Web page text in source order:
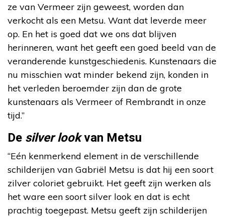
ze van Vermeer zijn geweest, worden dan
verkocht als een Metsu. Want dat leverde meer
op. En het is goed dat we ons dat blijven
herinneren, want het geeft een goed beeld van de
veranderende kunstgeschiedenis. Kunstenaars die
nu misschien wat minder bekend zijn, konden in
het verleden beroemder zijn dan de grote
kunstenaars als Vermeer of Rembrandt in onze
tijd.”
De silver lookvan Metsu
“Eén kenmerkend element in de verschillende
schilderijen van Gabriël Metsu is dat hij een soort
zilver coloriet gebruikt. Het geeft zijn werken als
het ware een soort silver look en dat is echt
prachtig toegepast. Metsu geeft zijn schilderijen